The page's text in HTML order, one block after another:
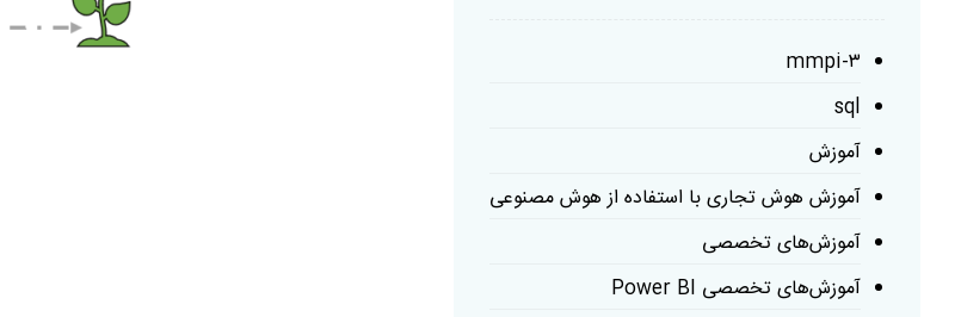
mmpi-۳
sql
آموزش
آموزش هوش تجاری با استفاده از هوش مصنوعی
آموزش‌های تخصصی
آموزش‌های تخصصی Power BI